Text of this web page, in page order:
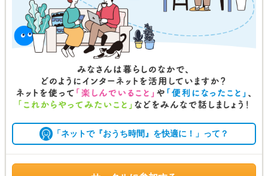
「ネットで『おうち時間』を快適に！」って？